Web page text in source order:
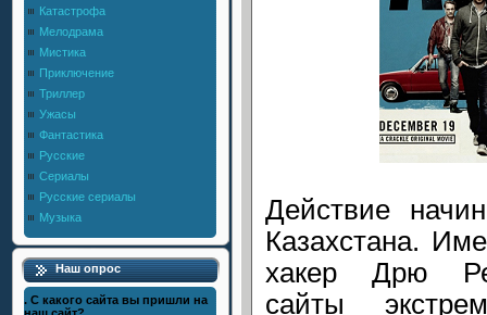
Катастрофа
Мелодрама
Мистика
Приключение
Триллер
Ужасы
Фантастика
Русские
Сериалы
Русские сериалы
Музыка
Наш опрос
. С какого сайта вы пришли на
Действие
Казахстана.
хакер Дрю
сайты